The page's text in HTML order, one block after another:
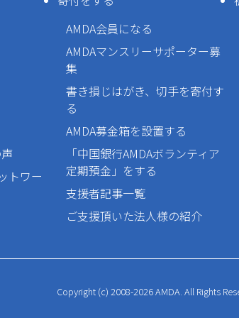
トワー
AMDA会員になる
AMDAマンスリーサポーター募
集
書き損じはがき、切手を寄付す
る
AMDA募金箱を設置する
「中国銀行AMDAボランティア
定期預金」をする
支援者記事一覧
ご支援頂いた法人様の紹介
Copyright (c) 2008-2026 AMDA. All Rights